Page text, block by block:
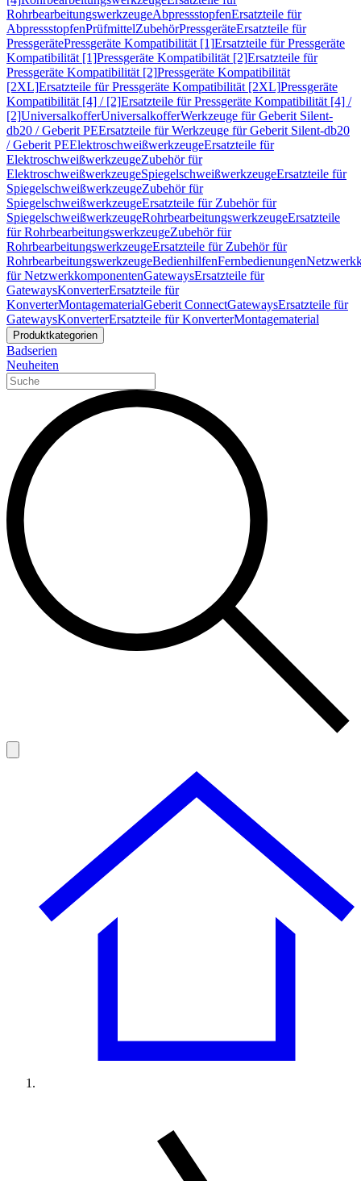
RohrbearbeitungswerkzeugeAbpressstopfenErsatzteile für
AbpressstopfenPrüfmittelZubehörPressgeräteErsatzteile für
PressgerätePressgeräte Kompatibilität [1]Ersatzteile für Pressgeräte
Kompatibilität [1]Pressgeräte Kompatibilität [2]Ersatzteile für
Pressgeräte Kompatibilität [2]Pressgeräte Kompatibilität
[2XL]Ersatzteile für Pressgeräte Kompatibilität [2XL]Pressgeräte
Kompatibilität [4] / [2]Ersatzteile für Pressgeräte Kompatibilität [4] /
[2]UniversalkofferUniversalkofferWerkzeuge für Geberit Silent-
db20 / Geberit PEErsatzteile für Werkzeuge für Geberit Silent-db20
/ Geberit PEElektroschweißwerkzeugeErsatzteile für
ElektroschweißwerkzeugeZubehör für
ElektroschweißwerkzeugeSpiegelschweißwerkzeugeErsatzteile für
SpiegelschweißwerkzeugeZubehör für
SpiegelschweißwerkzeugeErsatzteile für Zubehör für
SpiegelschweißwerkzeugeRohrbearbeitungswerkzeugeErsatzteile
für RohrbearbeitungswerkzeugeZubehör für
RohrbearbeitungswerkzeugeErsatzteile für Zubehör für
RohrbearbeitungswerkzeugeBedienhilfenFernbedienungen
für NetzwerkkomponentenGatewaysErsatzteile für
GatewaysKonverterErsatzteile für
KonverterMontagematerialGeberit ConnectGatewaysErsatzteile für
GatewaysKonverterErsatzteile für KonverterMontagematerial
Produktkategorien
Badserien
Neuheiten